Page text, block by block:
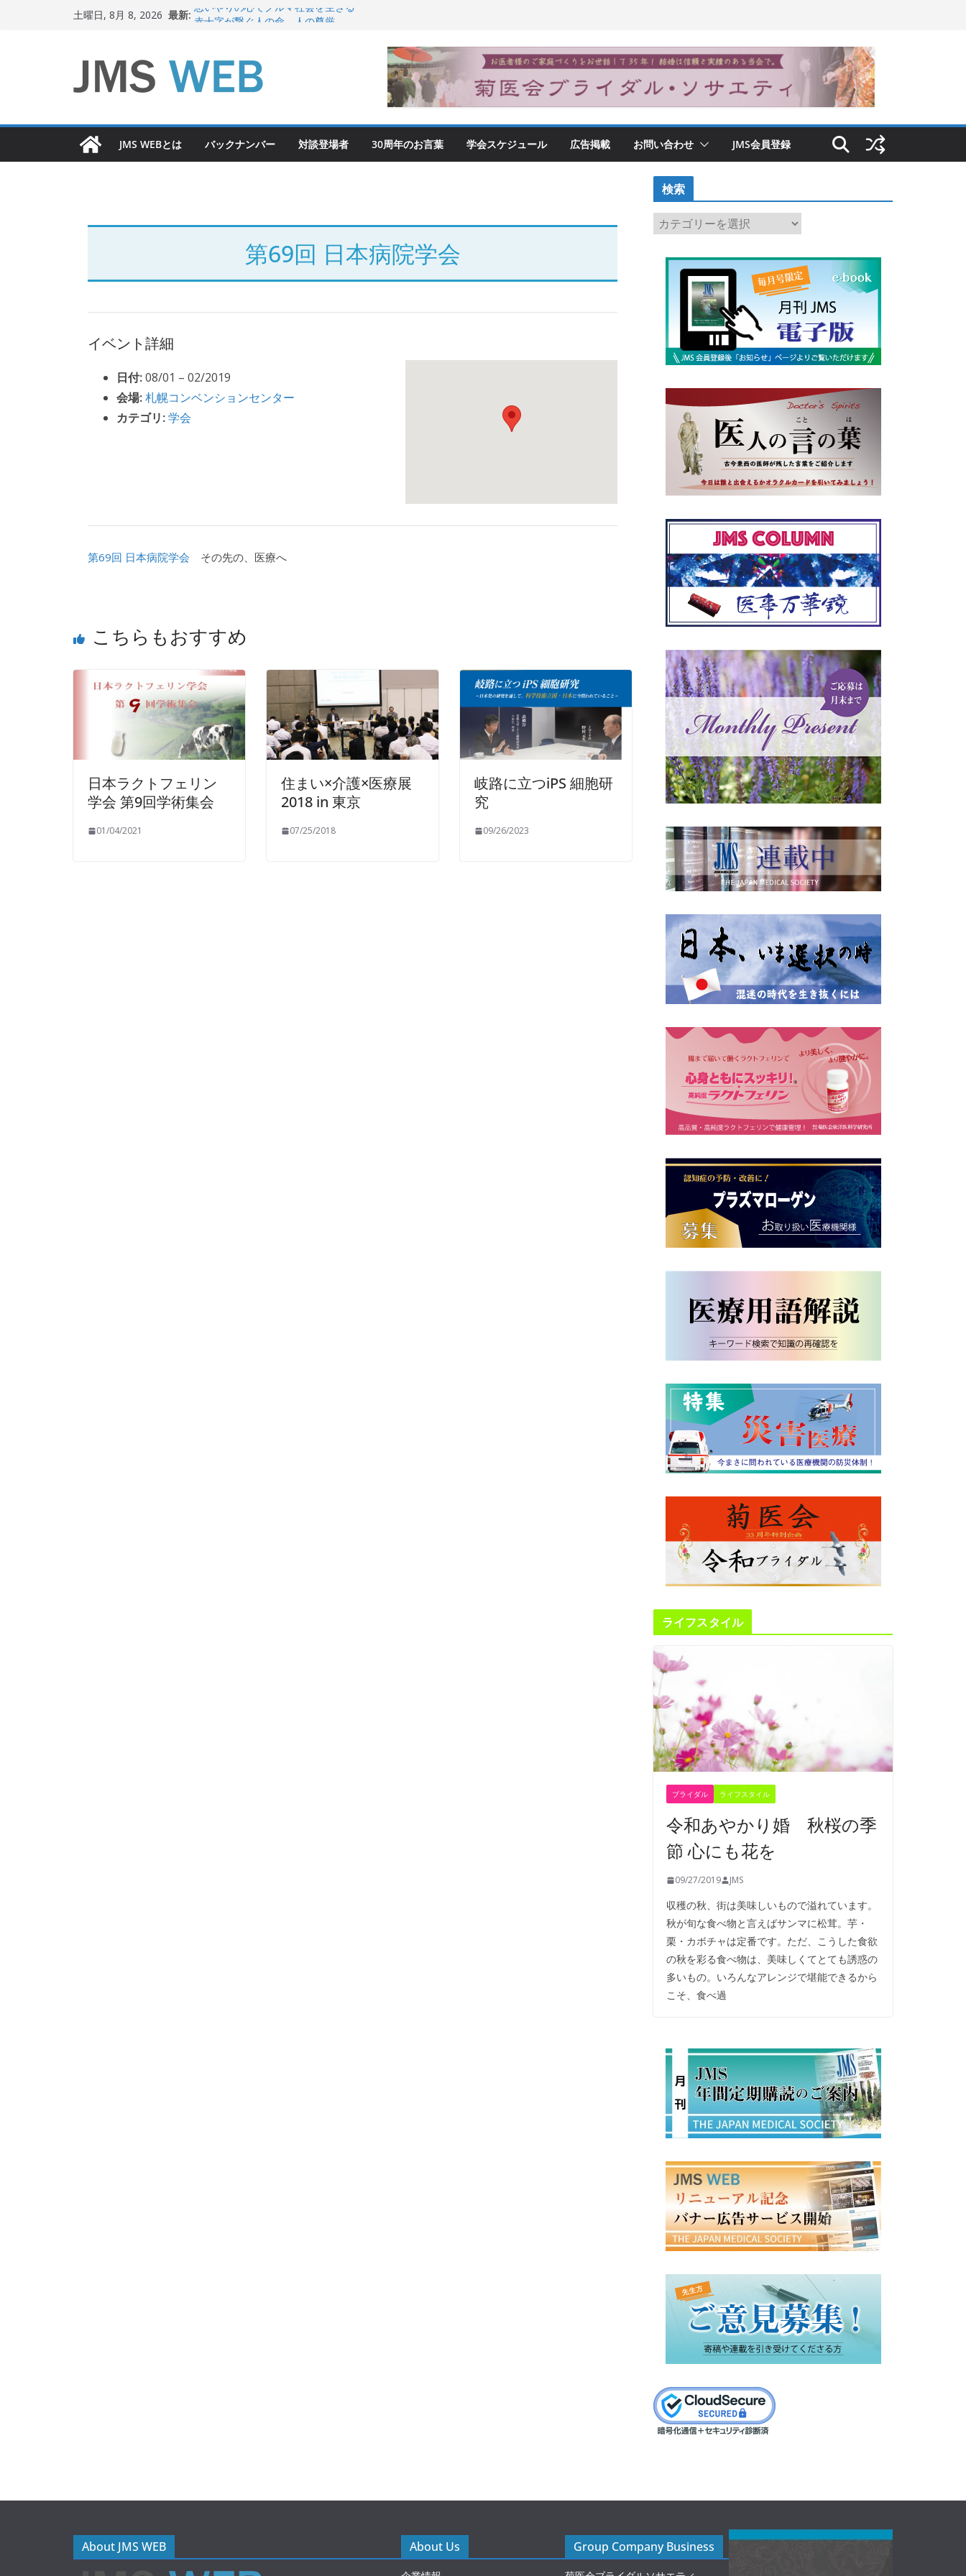
ス
土曜日, 8月 8, 2026 最新: 思いやりの心でクルマ社会を生きる
関東大震災から100 年
新生ニッポン！
JMS WEBとは バックナンバー 対談登場者 30周年のお言葉 学会スケジュール 広告掲載 お問い合わせ JMS会員登録
第69回 日本病院学会
イベント詳細
日付:08/01 – 02/2019
会場:札幌コンベンションセンター
カテゴリ:学会
第69回 日本病院学会 その先の、医療へ
こちらもおすすめ
日本ラクトフェリン
学会 第9回学術集会
01/04/2021
住まい×介護×医療展
2018 in 東京
07/25/2018
岐路に立つiPS 細胞研
究
09/26/2023
検索
検
索
ライフスタイル
ブライダル ライフスタイル
令和あやかり婚 秋桜の季
節 心にも花を
09/27/2019 JMS
収穫の秋、街は美味しいもので溢れています。
秋が旬な食べ物と言えばサンマに松茸。芋・
栗・カボチャは定番です。ただ、こうした食欲
の秋を彩る食べ物は、美味しくてとても誘惑の
多いもの。いろんなアレンジで堪能できるから
こそ、食べ過
About JMS WEB About Us Group Company Business